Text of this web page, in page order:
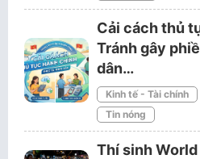
Cải cách thủ
Tránh gây
dân…
Kinh tế - Tài chính
Tin nóng
Thí sinh